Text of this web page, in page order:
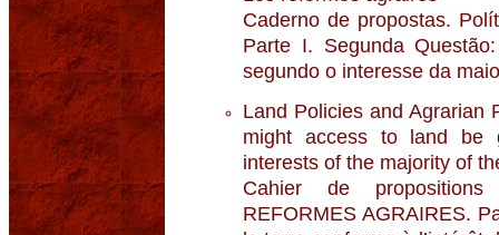
Caderno de propostas.
Parte I. Segunda
segundo o interesse da
Land Policies and Agrarian
might access to land be
interests of the majority of
Cahier de propositions
REFORMES AGRAIRES.